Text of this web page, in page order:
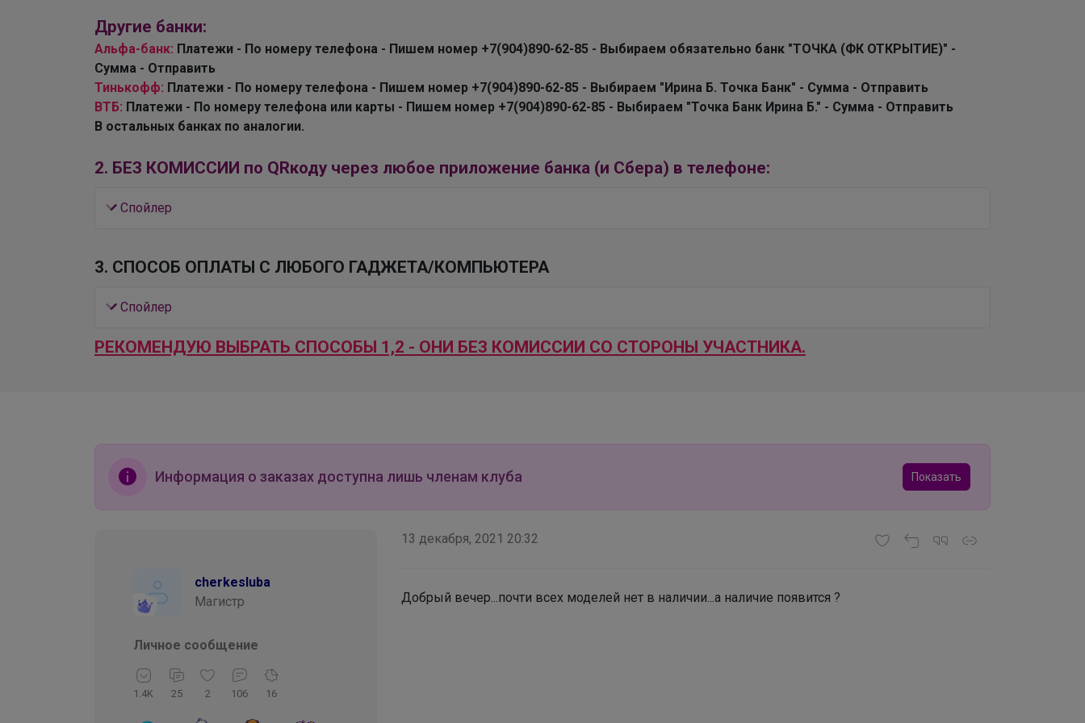
Другие банки:
Альфа-банк: Платежи - По номеру телефона - Пишем номер +7(904)890-62-85 - Выбираем обязательно банк "ТОЧКА (ФК ОТКРЫТИЕ)" -
Сумма - Отправить
Тинькофф: Платежи - По номеру телефона - Пишем номер +7(904)890-62-85 - Выбираем "Ирина Б. Точка Банк" - Сумма - Отправить
ВТБ: Платежи - По номеру телефона или карты - Пишем номер +7(904)890-62-85 - Выбираем "Точка Банк Ирина Б." - Сумма - Отправить
В остальных банках по аналогии.
2. БЕЗ КОМИССИИ по QRкоду через любое приложение банка (и Сбера) в телефоне:
Cпойлер
3. СПОСОБ ОПЛАТЫ С ЛЮБОГО ГАДЖЕТА/КОМПЬЮТЕРА
Cпойлер
РЕКОМЕНДУЮ ВЫБРАТЬ СПОСОБЫ 1,2 - ОНИ БЕЗ КОМИССИИ СО СТОРОНЫ УЧАСТНИКА.
Информация о заказах доступна лишь членам клуба Показать
cherkesluba
Магистр
Личное сообщение
1.4K 25 2 106 16
13 декабря, 2021 20:32
Добрый вечер...почти всех моделей нет в наличии...а наличие появится ?